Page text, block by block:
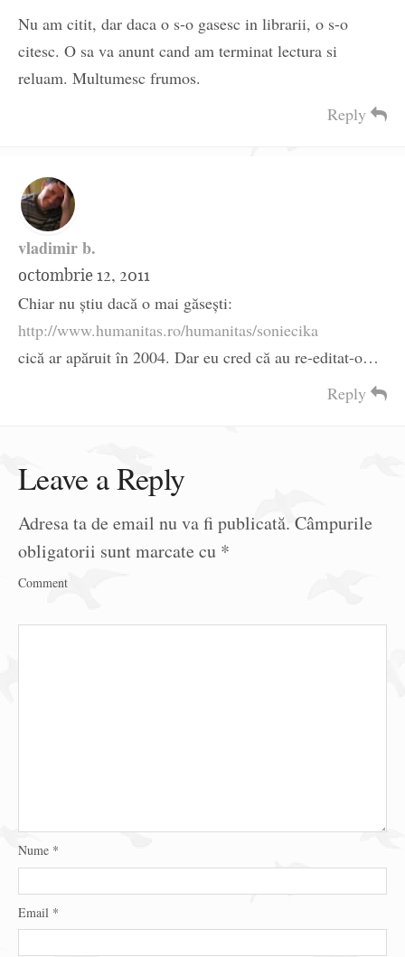
Nu am citit, dar daca o s-o gasesc in librarii, o s-o
citesc. O sa va anunt cand am terminat lectura si
reluam. Multumesc frumos.
Reply
vladimir b.
octombrie 12, 2011
Chiar nu ştiu dacă o mai găseşti:
http://www.humanitas.ro/humanitas/soniecika
cică ar apăruit în 2004. Dar eu cred că au re-editat-o…
Reply
Leave a Reply
Adresa ta de email nu va fi publicată. Câmpurile
obligatorii sunt marcate cu *
Comment
Nume *
Email *